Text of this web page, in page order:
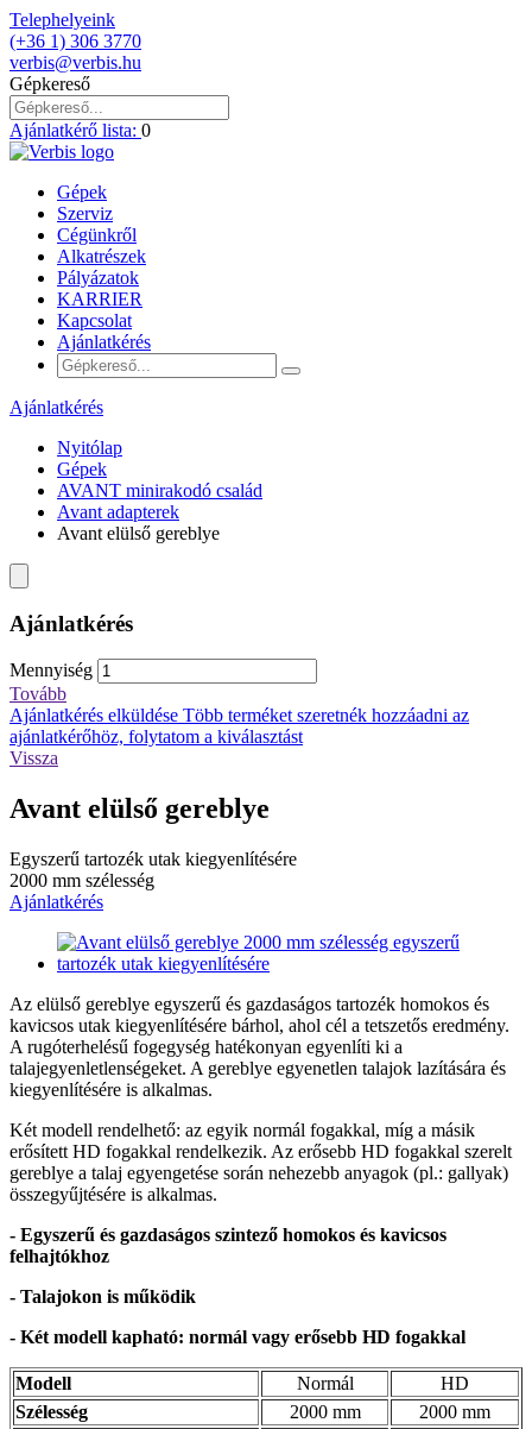
Telephelyeink
(+36 1) 306 3770
verbis@verbis.hu
Gépkereső
Ajánlatkérő lista: 0
Gépek
Szerviz
Cégünkről
Alkatrészek
Pályázatok
KARRIER
Kapcsolat
Ajánlatkérés
Ajánlatkérés
Nyitólap
Gépek
AVANT minirakodó család
Avant adapterek
Avant elülső gereblye
Ajánlatkérés
Mennyiség
Tovább
Ajánlatkérés elküldése Több terméket szeretnék hozzáadni az
ajánlatkérőhöz, folytatom a kiválasztást
Vissza
Avant elülső gereblye
Egyszerű tartozék utak kiegyenlítésére
2000 mm szélesség
Ajánlatkérés
Az elülső gereblye egyszerű és gazdaságos tartozék homokos és
kavicsos utak kiegyenlítésére bárhol, ahol cél a tetszetős eredmény.
A rugóterhelésű fogegység hatékonyan egyenlíti ki a
talajegyenletlenségeket. A gereblye egyenetlen talajok lazítására és
kiegyenlítésére is alkalmas.
Két modell rendelhető: az egyik normál fogakkal, míg a másik
erősített HD fogakkal rendelkezik. Az erősebb HD fogakkal szerelt
gereblye a talaj egyengetése során nehezebb anyagok (pl.: gallyak)
összegyűjtésére is alkalmas.
- Egyszerű és gazdaságos szintező homokos és kavicsos
felhajtókhoz
- Talajokon is működik
- Két modell kapható: normál vagy erősebb HD fogakkal
Modell Normál
HD
Szélesség
2000 mm
2000 mm